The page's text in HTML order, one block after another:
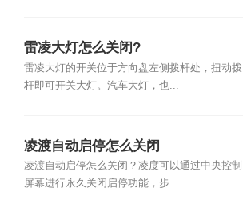
雷凌大灯怎么关闭?
雷凌大灯的开关位于方向盘左侧拨杆处，扭动拨
杆即可开关大灯。汽车大灯，也...
凌渡自动启停怎么关闭
凌渡自动启停怎么关闭？凌度可以通过中央控制
屏幕进行永久关闭启停功能，步...